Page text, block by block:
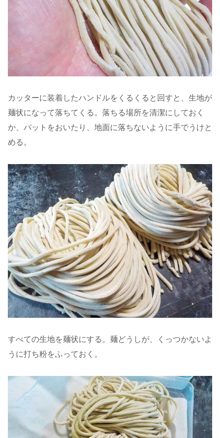
カッターに装着したハンドルをくるくると回すと、生地が
麺状になって落ちてくる。落ちる場所を清潔にしておく
か、パットをおいたり、地面に落ちないように手でうけと
める。
すべての生地を麺状にする。麺どうしが、くっつかないよ
うに打ち粉をふっておく。